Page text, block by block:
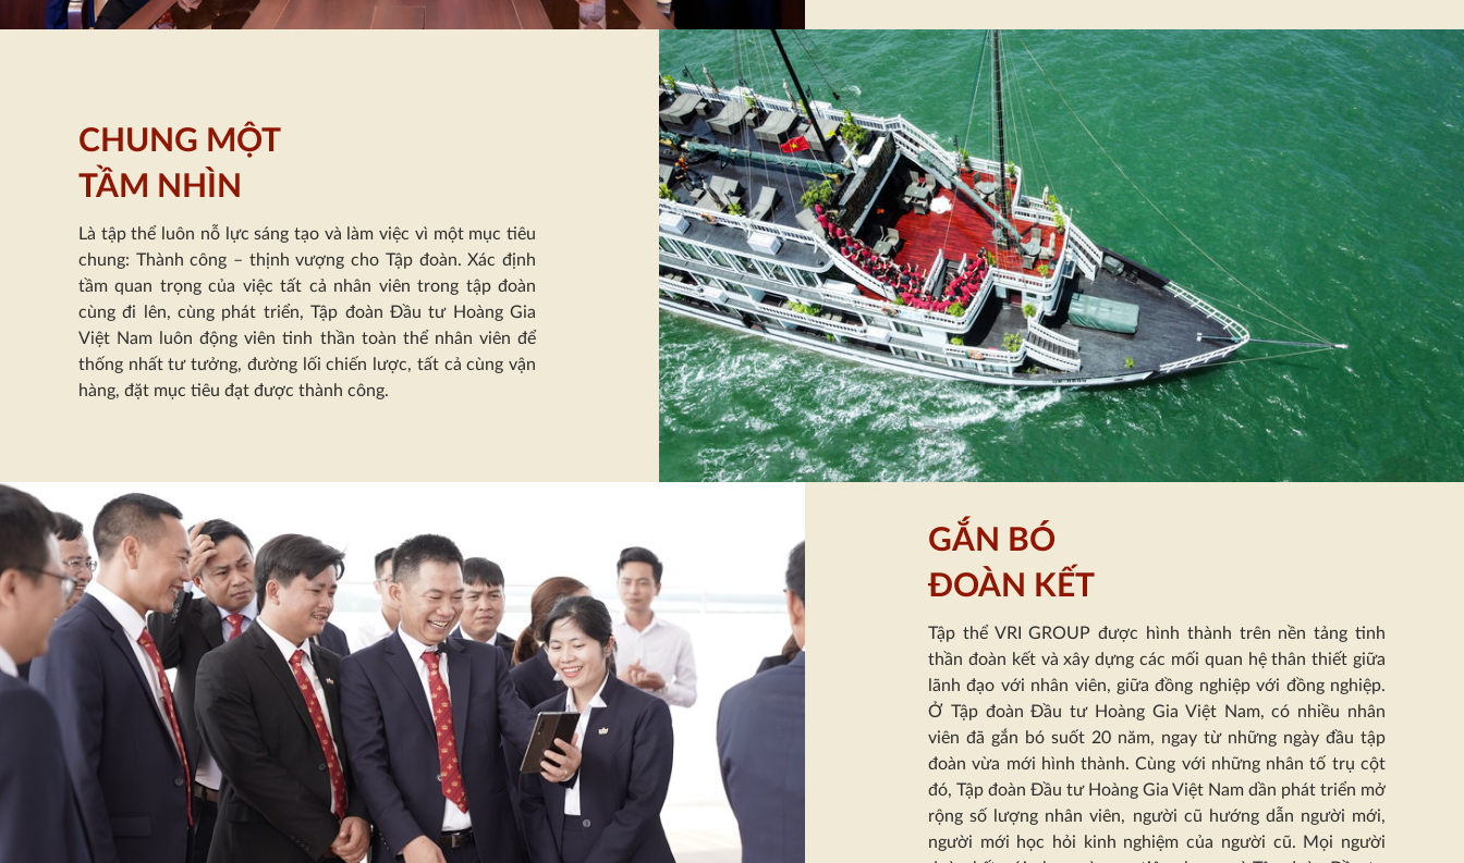
CHUNG MỘT
TẦM NHÌN
Là tập thể luôn nỗ lực sáng tạo và làm việc vì một mục tiêu
chung: Thành công – thịnh vượng cho Tập đoàn. Xác định
tầm quan trọng của việc tất cả nhân viên trong tập đoàn
cùng đi lên, cùng phát triển, Tập đoàn Đầu tư Hoàng Gia
Việt Nam luôn động viên tinh thần toàn thể nhân viên để
thống nhất tư tưởng, đường lối chiến lược, tất cả cùng vận
hàng, đặt mục tiêu đạt được thành công.
GẮN BÓ
ĐOÀN KẾT
Tập thể VRI GROUP được hình thành trên nền tảng tinh
thần đoàn kếtvà xây dựng các mối quan hệ thân thiết giữa
lãnh đạo với nhân viên, giữa đồng nghiệp với đồng nghiệp.
Ở Tập đoàn Đầu tư Hoàng Gia Việt Nam, có nhiều nhân
viên đã gắn bó suốt 20 năm, ngay từ những ngày đầu tập
đoàn vừa mới hình thành.Cùng với những nhân tố trụ cột
đó, Tập đoàn Đầu tư Hoàng Gia Việt Nam dần phát triển mở
rộng số lượng nhân viên, người cũ hướng dẫn người mới,
người mới học hỏi kinh nghiệm của người cũ. Mọi người